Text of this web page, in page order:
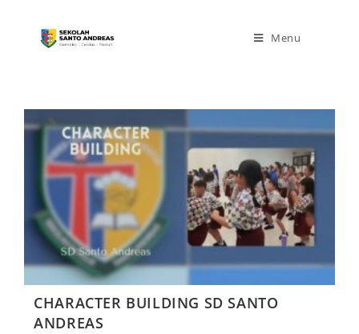
Menu
CHARACTER BUILDING SD SANTO
ANDREAS